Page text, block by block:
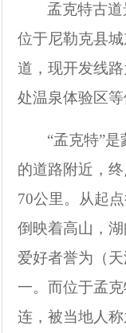
孟克特古
位于尼勒克县城
道，现开发线路
处温泉体验区等
“孟克特”是
的道路附近，
70公里。从起
倒映着高山，
爱好者誉为（
一。而位于孟
连，被当地人